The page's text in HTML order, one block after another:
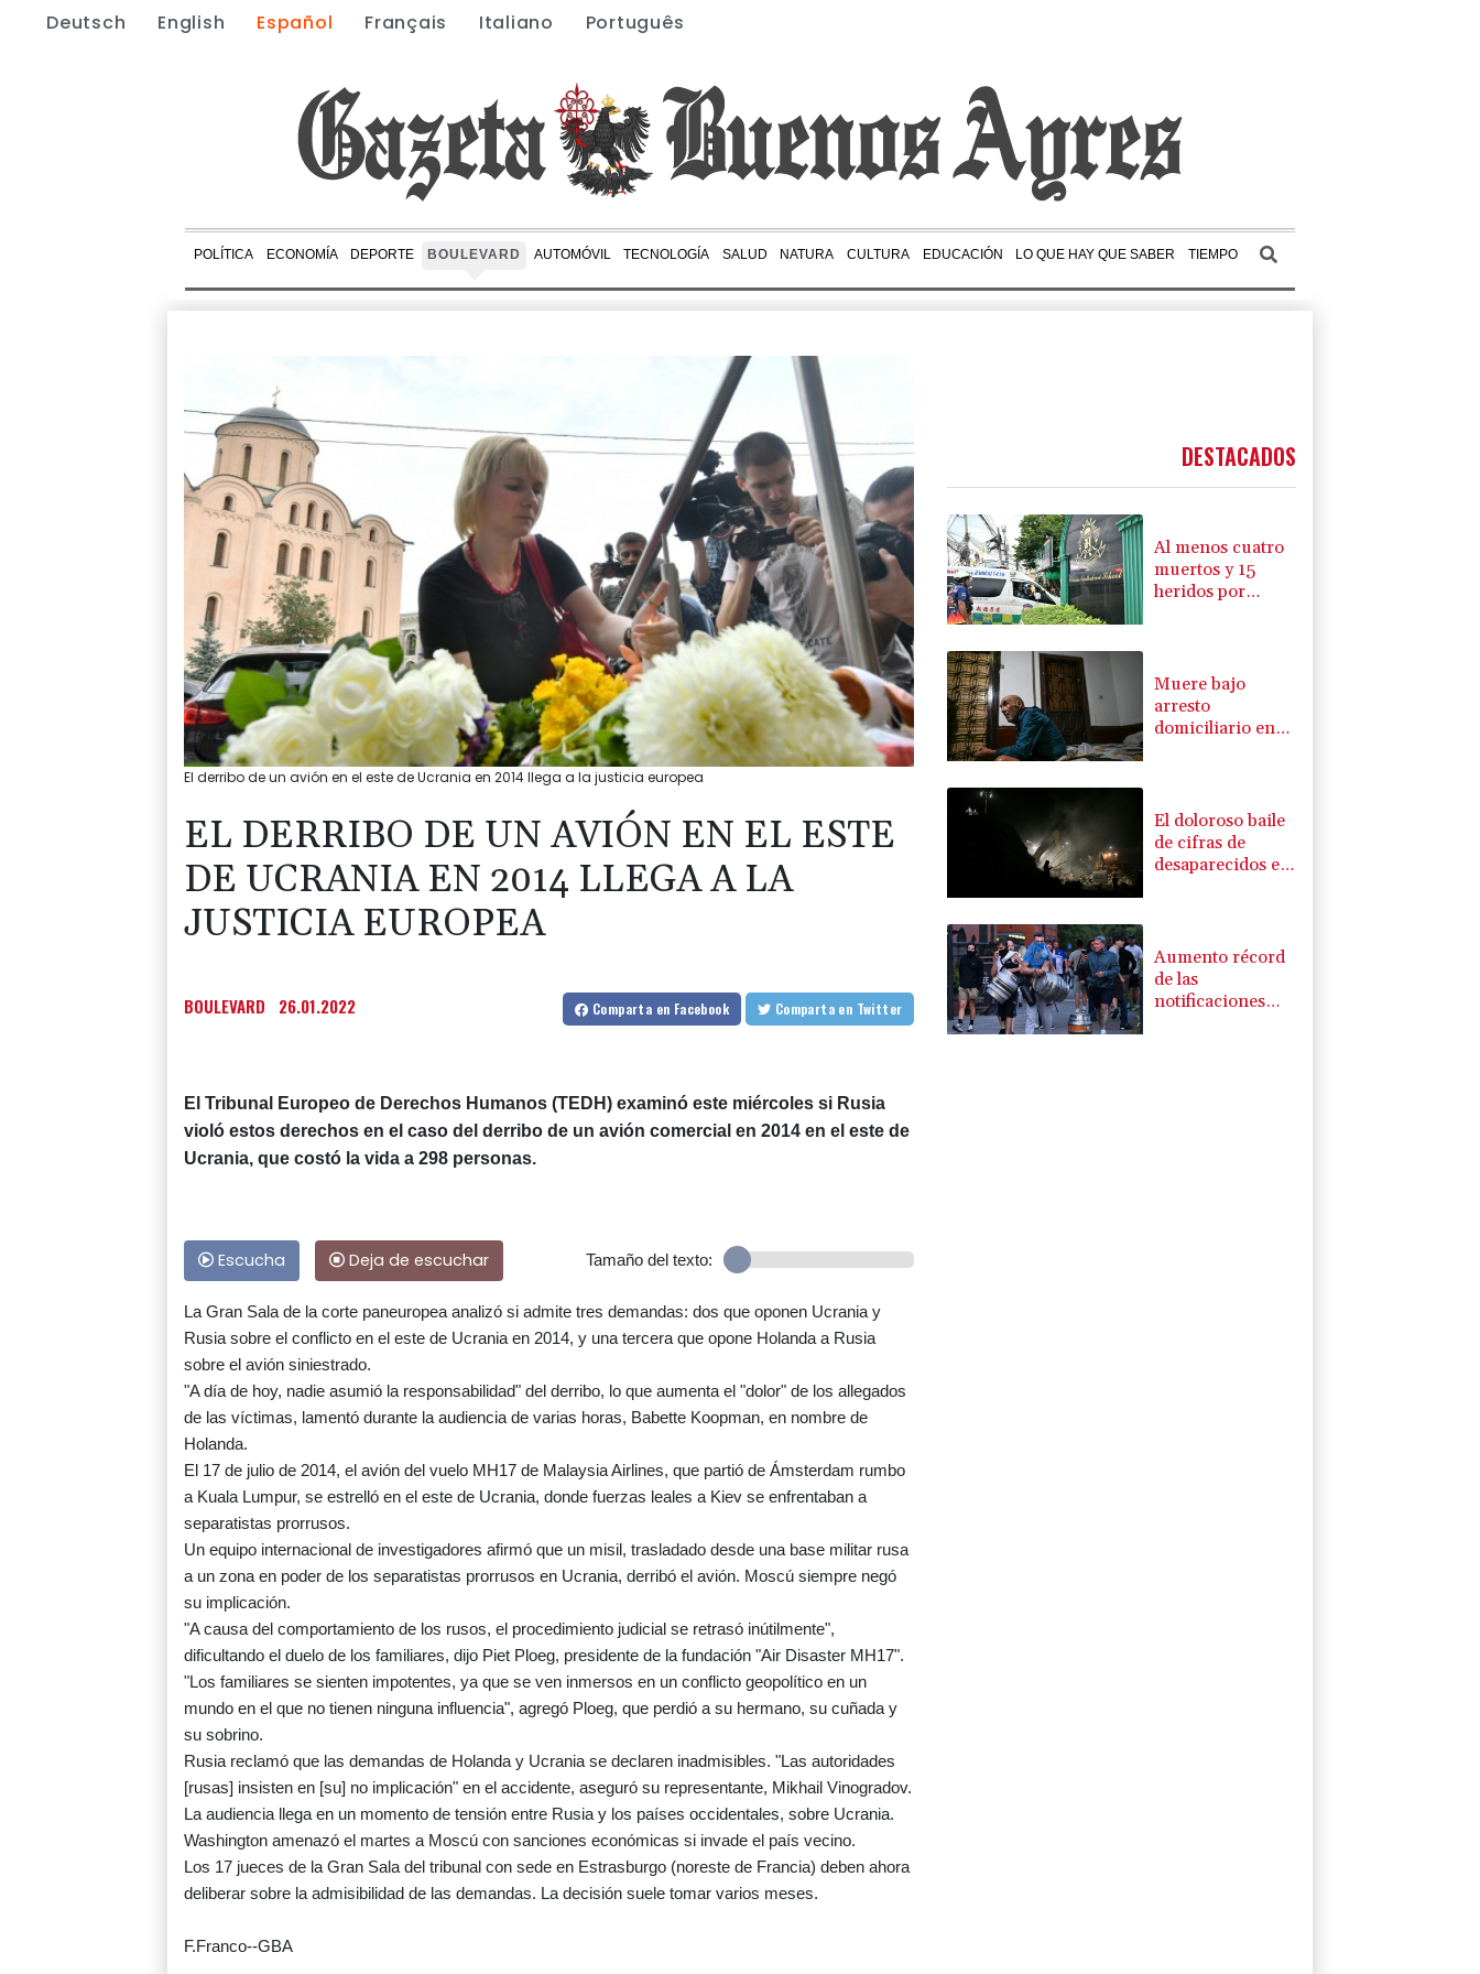
Deutsch English Español Français Italiano Português
POLÍTICA ECONOMÍA DEPORTE BOULEVARD AUTOMÓVIL TECNOLOGÍA SALUD NATURA CULTURA EDUCACIÓN LO QUE HAY QUE SABER TIEMPO
El derribo de un avión en el este de Ucrania en 2014 llega a la justicia europea
EL DERRIBO DE UN AVIÓN EN EL ESTE
DE UCRANIA EN 2014 LLEGA A LA
JUSTICIA EUROPEA
BOULEVARD 26.01.2022 Comparta en Facebook Comparta en Twitter
El Tribunal Europeo de Derechos Humanos (TEDH) examinó este miércoles si Rusia
violó estos derechos en el caso del derribo de un avión comercial en 2014 en el este de
Ucrania, que costó la vida a 298 personas.
Escucha Deja de escuchar Tamaño del texto:
La Gran Sala de la corte paneuropea analizó si admite tres demandas: dos que oponen Ucrania y
Rusia sobre el conflicto en el este de Ucrania en 2014, y una tercera que opone Holanda a Rusia
sobre el avión siniestrado.
"A día de hoy, nadie asumió la responsabilidad" del derribo, lo que aumenta el "dolor" de los allegados
de las víctimas, lamentó durante la audiencia de varias horas, Babette Koopman, en nombre de
Holanda.
El 17 de julio de 2014, el avión del vuelo MH17 de Malaysia Airlines, que partió de Ámsterdam rumbo
a Kuala Lumpur, se estrelló en el este de Ucrania, donde fuerzas leales a Kiev se enfrentaban a
separatistas prorrusos.
Un equipo internacional de investigadores afirmó que un misil, trasladado desde una base militar rusa
a un zona en poder de los separatistas prorrusos en Ucrania, derribó el avión. Moscú siempre negó
su implicación.
"A causa del comportamiento de los rusos, el procedimiento judicial se retrasó inútilmente",
dificultando el duelo de los familiares, dijo Piet Ploeg, presidente de la fundación "Air Disaster MH17".
"Los familiares se sienten impotentes, ya que se ven inmersos en un conflicto geopolítico en un
mundo en el que no tienen ninguna influencia", agregó Ploeg, que perdió a su hermano, su cuñada y
su sobrino.
Rusia reclamó que las demandas de Holanda y Ucrania se declaren inadmisibles. "Las autoridades
[rusas] insisten en [su] no implicación" en el accidente, aseguró su representante, Mikhail Vinogradov.
La audiencia llega en un momento de tensión entre Rusia y los países occidentales, sobre Ucrania.
Washington amenazó el martes a Moscú con sanciones económicas si invade el país vecino.
Los 17 jueces de la Gran Sala del tribunal con sede en Estrasburgo (noreste de Francia) deben ahora
deliberar sobre la admisibilidad de las demandas. La decisión suele tomar varios meses.
F.Franco--GBA
DESTACADOS
Al menos cuatro
muertos y 15
heridos por
Muere bajo
arresto
domiciliario en
El doloroso baile
de cifras de
desaparecidos en
Aumento récord
de las
notificaciones